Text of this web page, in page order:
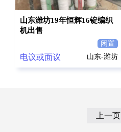
山东潍坊19年恒辉16锭编织
机出售
闲置
电议或面议 山东-潍坊
上一页